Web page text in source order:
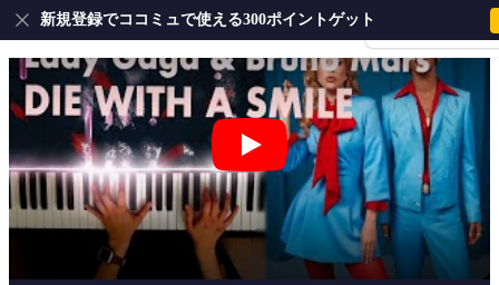
会員登録・ログイ
新規登録でココミュで使える300ポイントゲット
Die With A Smile - ブルーノ・マーズ,